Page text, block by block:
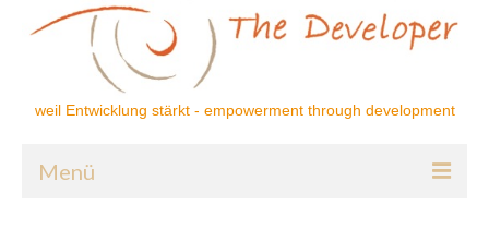
weil Entwicklung stärkt - empowerment through development
Menü